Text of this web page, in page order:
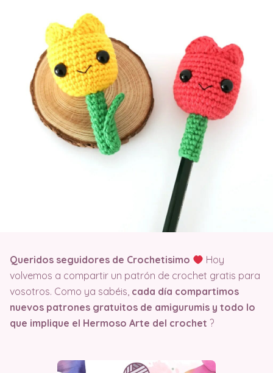
Queridos seguidores de Crochetisimo
Hoy
volvemos a compartir un patrón de crochet gratis para
vosotros. Como ya sabéis, cada día compartimos
nuevos patrones gratuitos de amigurumis y todo lo
que implique el Hermoso Arte del crochet ?